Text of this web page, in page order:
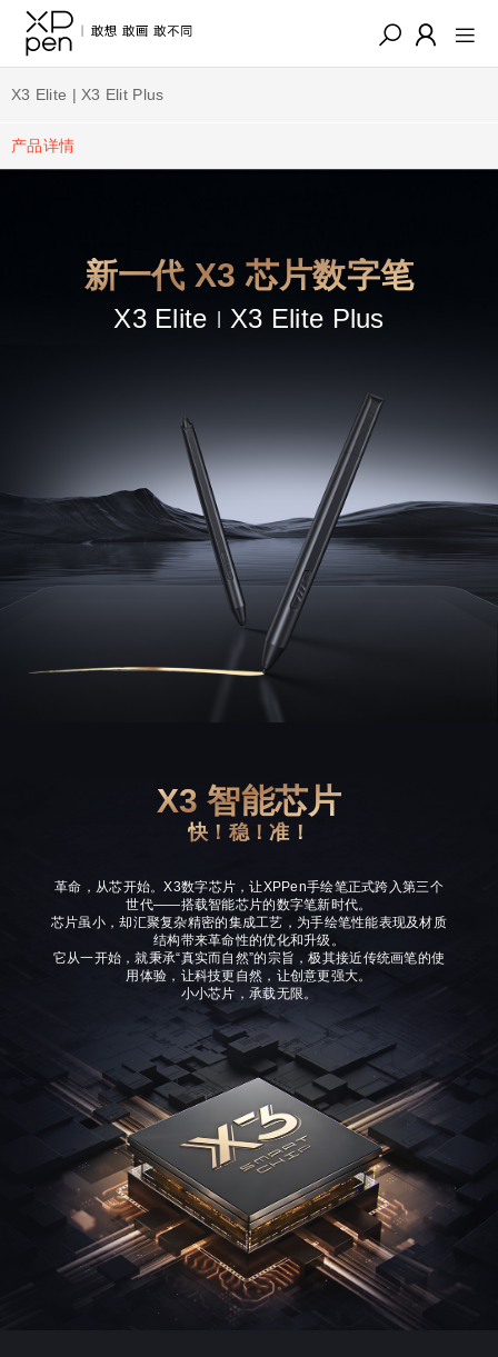
X3 Elite | X3 Elit Plus
产品详情
新一代 X3 芯片数字笔
X3 Elite X3 Elite Plus
X3 智能芯片
快！稳！准！
革命，从芯开始。X3数字芯片，让XPPen手绘笔正式跨入第三个
世代——搭载智能芯片的数字笔新时代。
芯片虽小，却汇聚复杂精密的集成工艺，为手绘笔性能表现及材质
结构带来革命性的优化和升级。
它从一开始，就秉承“真实而自然”的宗旨，极其接近传统画笔的使
用体验，让科技更自然，让创意更强大。
小小芯片，承载无限。